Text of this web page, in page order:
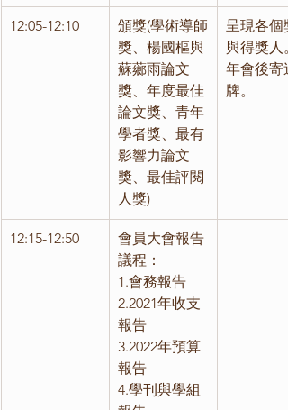
12:05-12:10
頒獎(學術導師
獎、楊國樞與
蘇薌雨論文
獎、年度最佳
論文獎、青年
學者獎、最有
影響力論文
獎、最佳評閱
人獎)
呈現各個
與得獎人
年會後寄
牌。
12:15-12:50
會員大會報告
議程：
1.會務報告
2.2021年收支
報告
3.2022年預算
報告
4.學刊與學組